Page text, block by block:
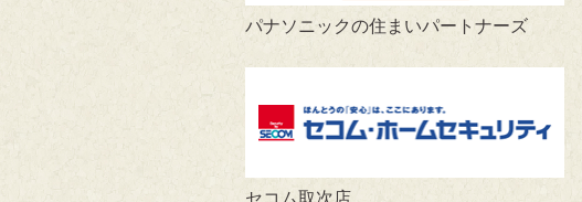
パナソニックの住まいパートナーズ
セコム取次店